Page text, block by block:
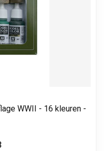
WWII - 16 kleuren -